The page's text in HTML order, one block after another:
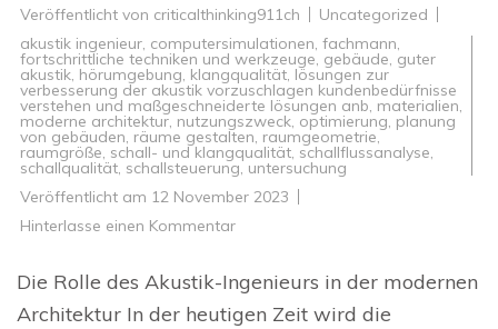
Veröffentlicht von criticalthinking911ch
Uncategorized
akustik ingenieur, computersimulationen, fachmann,
fortschrittliche techniken und werkzeuge, gebäude, guter
akustik, hörumgebung, klangqualität, lösungen zur
verbesserung der akustik vorzuschlagen kundenbedürfnisse
verstehen und maßgeschneiderte lösungen anb, materialien,
moderne architektur, nutzungszweck, optimierung, planung
von gebäuden, räume gestalten, raumgeometrie,
raumgröße, schall- und klangqualität, schallflussanalyse,
schallqualität, schallsteuerung, untersuchung
Veröffentlicht am 12 November 2023
Hinterlasse einen Kommentarzu
Akustik-
in
Die Rolle des Akustik-Ingenieurs in der modernen
Architektur In der heutigen Zeit wird die